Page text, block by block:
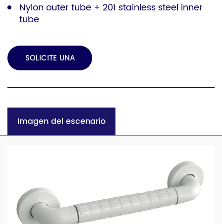
Nylon outer tube + 201 stainless steel inner
tube
SOLICITE UNA
COTIZACIÓN
Imagen del escenario